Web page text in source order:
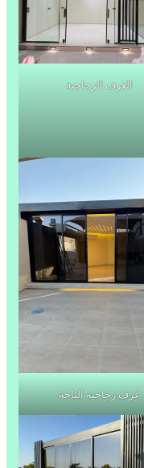
الغرف الزجاجية
غرف زجاجية الباحة